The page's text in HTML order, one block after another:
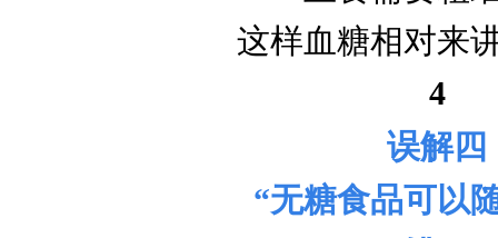
这样血糖相对来
4
误解四
“无糖食品可以